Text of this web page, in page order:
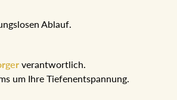
Ablauf.
verantwortlich.
um Ihre Tiefenentspannung.